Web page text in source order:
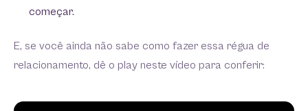
começar.
E, se você ainda não sabe como fazer essa régua de
relacionamento, dê o play neste vídeo para conferir: